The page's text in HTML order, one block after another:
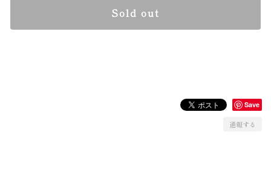
Sold out
Save
通報する